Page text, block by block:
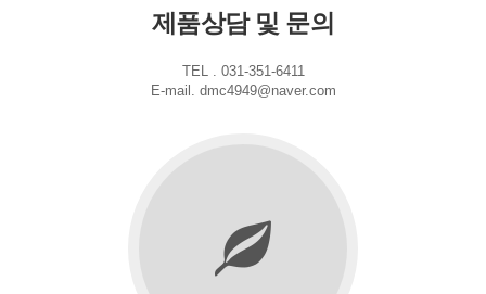
제품상담 및 문의
TEL . 031-351-6411
E-mail. dmc4949@naver.com